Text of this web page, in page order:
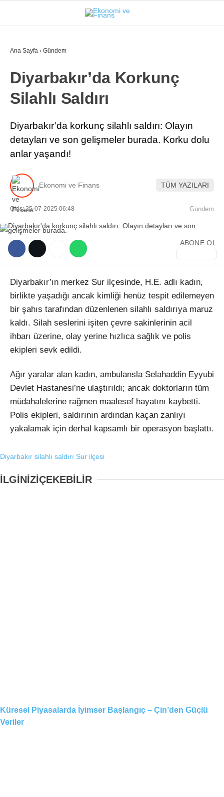
Instagram
Youtube
İSTANBUL
GÜNDEM
EKONOMI
FINANS
BORSA
SEKTÖRLER
TEKNOLOJI
OTOMOBIL
Ana Sayfa › Gündem
Diyarbakır’da Korkunç
Silahlı Saldırı
Diyarbakır’da korkunç silahlı saldırı: Olayın
detayları ve son gelişmeler burada. Korku dolu
anlar yaşandı!
Ekonomi ve Finans TÜM YAZILARI
Giriş: 25-07-2025 06:48 Gündem
ABONE OL
Diyarbakır’ın merkez Sur ilçesinde, H.E. adlı kadın,
birlikte yaşadığı ancak kimliği henüz tespit edilemeyen
bir şahıs tarafından düzenlenen silahlı saldırıya maruz
kaldı. Silah seslerini işiten çevre sakinlerinin acil
ihbarı üzerine, olay yerine hızlıca sağlık ve polis
ekipleri sevk edildi.
Ağır yaralar alan kadın, ambulansla Selahaddin Eyyubi
Devlet Hastanesi’ne ulaştırıldı; ancak doktorların tüm
müdahalelerine rağmen maalesef hayatını kaybetti.
Polis ekipleri, saldırının ardından kaçan zanlıyı
yakalamak için derhal kapsamlı bir operasyon başlattı.
Diyarbakır silahlı saldırı Sur ilçesi
İLGİNİZİÇEKEBİLİR
Küresel Piyasalarda İyimser Başlangıç – Çin’den Güçlü
Veriler